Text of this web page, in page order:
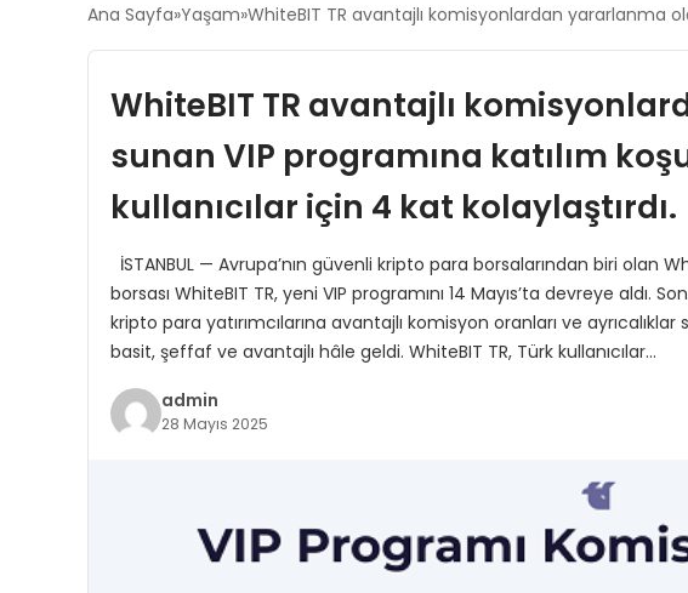
Ana Sayfa Yaşam WhiteBIT TR avantajlı komisyonlardan yararlanma
WhiteBIT TR avantajlı
sunan VIP programına katılım
kullanıcılar için 4 kat kolaylaştırdı.
İSTANBUL — Avrupa’nın güvenli kripto para borsalarından biri olan
borsası WhiteBIT TR, yeni VIP programını 14 Mayıs’ta devreye
kripto para yatırımcılarına avantajlı komisyon oranları ve
basit, şeffaf ve avantajlı hâle geldi. WhiteBIT TR, Türk kullanıcılar…
admin
28 Mayıs 2025